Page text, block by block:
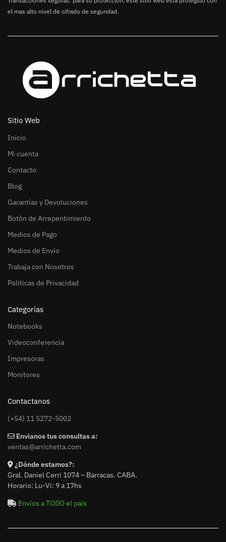
el mas alto nivel de cifrado de seguridad.
Sitio Web
Inicio
Mi cuenta
Contacto
Blog
Garantías y Devoluciones
Botón de Arrepentimiento
Medios de Pago
Medios de Envío
Trabaja con Nosotros
Políticas de Privacidad
Categorías
Notebooks
Videoconferencia
Impresoras
Monitores
Contactanos
(+54) 11 5272-5002
Envianos tus consultas a:
ventas@arrichetta.com
¿Dónde estamos?:
Gral. Daniel Cerri 1074 – Barracas. CABA.
Horario: Lu-Vi: 9 a 17hs
Envíos a TODO el país